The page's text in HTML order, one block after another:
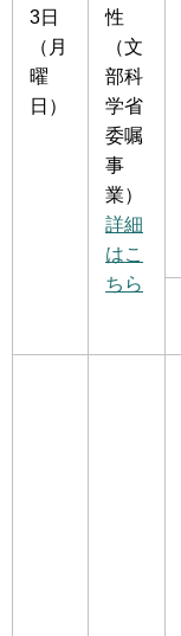
3日
（月
曜
日）
性
（文
部科
学省
委嘱
事
業）
詳細
はこ
ちら